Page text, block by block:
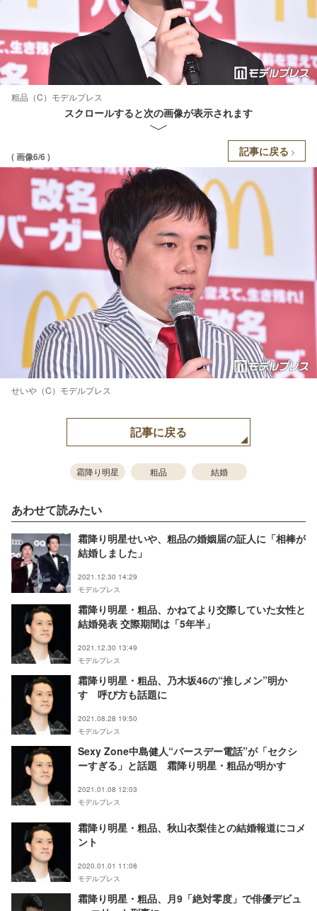
粗品（C）モデルプレス
スクロールすると次の画像が表示されます
( 画像6/6 ) 記事に戻る
せいや（C）モデルプレス
記事に戻る
霜降り明星 粗品 結婚
あわせて読みたい
霜降り明星せいや、粗品の婚姻届の証人に「相棒が
結婚しました」
2021.12.30 14:29
モデルプレス
霜降り明星・粗品、かねてより交際していた女性と
結婚発表 交際期間は「5年半」
2021.12.30 13:49
モデルプレス
霜降り明星・粗品、乃木坂46の“推しメン”明か
す 呼び方も話題に
2021.08.28 19:50
モデルプレス
Sexy Zone中島健人“バースデー電話”が「セクシ
ーすぎる」と話題 霜降り明星・粗品が明かす
2021.01.08 12:03
モデルプレス
霜降り明星・粗品、秋山衣梨佳との結婚報道にコメ
ント
2020.01.01 11:08
モデルプレス
霜降り明星・粗品、月9「絶対零度」で俳優デビュ